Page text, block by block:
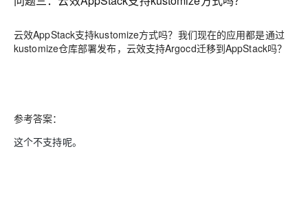
云效AppStack支持kustomize方式吗？我们现在的应用都是通过
kustomize仓库部署发布，云效支持Argocd迁移到AppStack吗？
参考答案：
这个不支持呢。